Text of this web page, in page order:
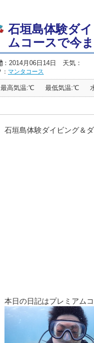
石垣島体験ダ
ムコースで今
：2014月06日14日 天気：
： マンタコース
最高気温:℃ 最低気温:℃
石垣島体験ダイビング＆
本日の日記はプレミアム